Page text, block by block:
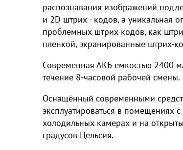
распознавания изображений
и 2D штрих - кодов, а уникальная
проблемных штрих-кодов, как
пленкой, экранированные штрих-
Современная АКБ емкостью 2400
течение 8-часовой рабочей смены.
Оснащённый современными
эксплуатироваться в помещениях
холодильных камерах и на
градусов Цельсия.